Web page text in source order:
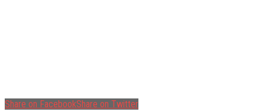
Share on FacebookShare on Twitter